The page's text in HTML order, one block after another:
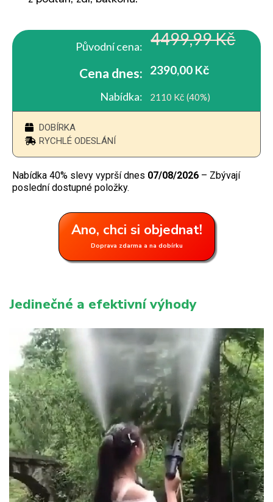
Původní cena: 4499,99 Kč
Cena dnes: 2390,00 Kč
Nabídka: 2110 Kč (40%)
DOBÍRKA
RYCHLÉ ODESLÁNÍ
Nabídka 40% slevy vyprší dnes 07/08/2026 – Zbývají
poslední dostupné položky.
Ano, chci si objednat!
Doprava zdarma a na dobírku
Jedinečné a efektivní výhody